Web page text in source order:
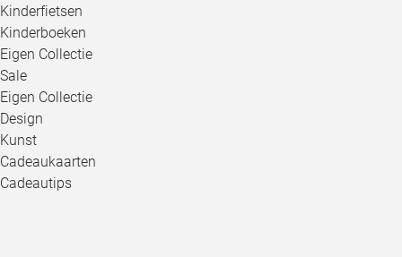
Kinderfietsen
Kinderboeken
Eigen Collectie
Sale
Eigen Collectie
Design
Kunst
Cadeaukaarten
Cadeautips